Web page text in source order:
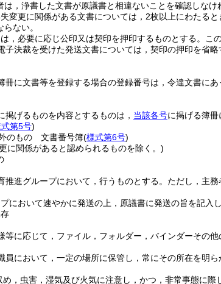
，浄書した文書が原議書と相違ないことを確認しなけ
変更に関係がある文書については，2枚以上にわたる
ない。
，必要に応じ公印又は契印を押印するものとする。 こ
子決裁を受けた発送文書については，契印の押印を省略
冊に文書等を登録する場合の登録番号は，令達文書に
掲げるものを内容とするものは， 当該各号に掲げる簿冊
第5号)
のもの 文書番号簿(様式第6号)
に関係があると認められるものを除く。)
推進グループにおいて，行うものとする。 ただし，主
において速やかに発送の上，原議書に発送の旨を記入
等に応じて，ファイル，フォルダー，バインダーその
員において，一定の場所に保管し，常にその所在を明ら
め，虫害，湿気及び火気に注意し，かつ，非常事態に際